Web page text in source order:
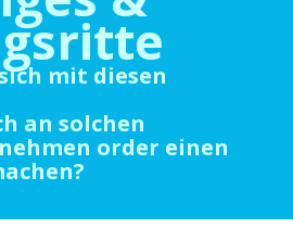
mit diesen
an solchen
order einen